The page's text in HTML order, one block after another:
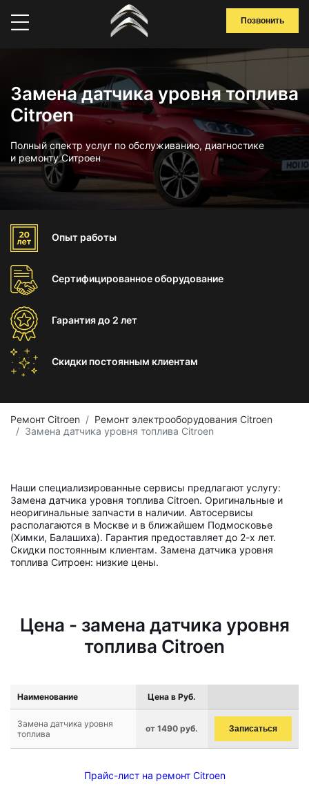
Позвонить
Замена датчика уровня топлива
Citroen
Полный спектр услуг по обслуживанию, диагностике
и ремонту Ситроен
Опыт работы
Сертифицированноеоборудование
Гарантиядо 2 лет
Скидки постоянным клиентам
Ремонт Citroen
Ремонт электрооборудования Citroen
Замена датчика уровня топлива Citroen
Наши специализированные сервисы предлагают услугу:
Замена датчика уровня топлива Citroen. Оригинальные и
неоригинальные запчасти в наличии. Автосервисы
располагаются в Москве и в ближайшем Подмосковье
(Химки, Балашиха). Гарантия предоставляет до 2-х лет.
Скидки постоянным клиентам. Замена датчика уровня
топлива Ситроен: низкие цены.
Цена - замена датчика уровня
топлива Citroen
Наименование Цена в Руб.
Замена датчика уровня
топлива
от 1490 руб. Записаться
Прайс-лист на ремонт Citroen